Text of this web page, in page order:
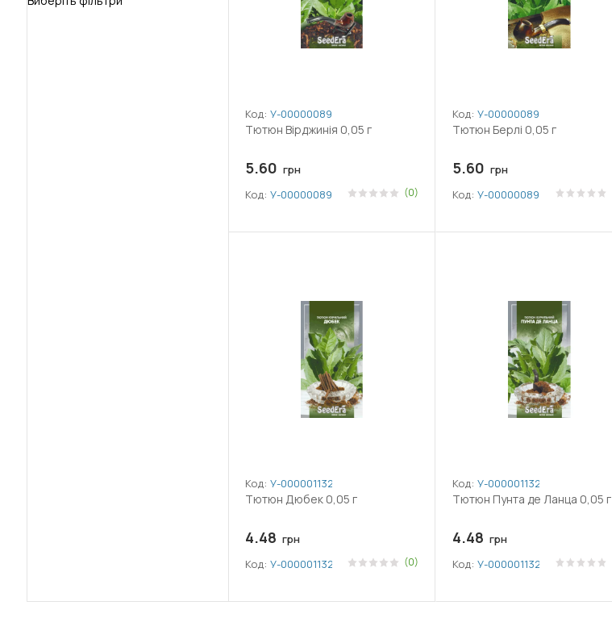
Код: У-0000008919
Тютюн Вірджинія 0,05 г
5.60 грн
Код: У-0000008919 (0)
Код: У-0000008918
Тютюн Берлі 0,05 г
5.60 грн
Код: У-0000008918
Код: У-0000011327
Тютюн Дюбек 0,05 г
4.48 грн
Код: У-0000011327 (0)
Код: У-0000011325
Тютюн Пунта де Ланца 0,05 г
4.48 грн
Код: У-0000011325